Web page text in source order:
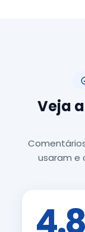
Veja
usaram e
4.8